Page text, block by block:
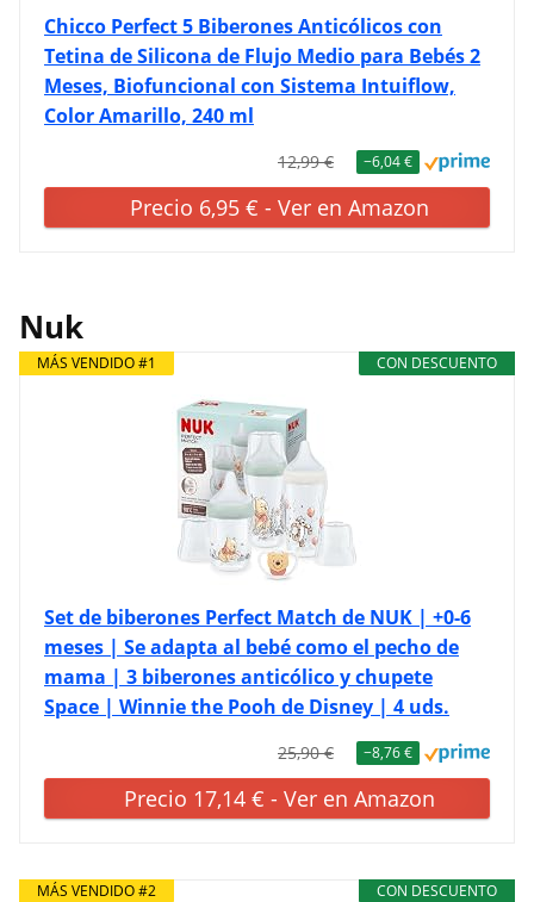
Chicco Perfect 5 Biberones Anticólicos con
Tetina de Silicona de Flujo Medio para Bebés 2
Meses, Biofuncional con Sistema Intuiflow,
Color Amarillo, 240 ml
12,99 € −6,04 €
Precio 6,95 € - Ver en Amazon
Nuk
CON DESCUENTO
MÁS VENDIDO #1
Set de biberones Perfect Match de NUK | +0-6
meses | Se adapta al bebé como el pecho de
mama | 3 biberones anticólico y chupete
Space | Winnie the Pooh de Disney | 4 uds.
25,90 € −8,76 €
Precio 17,14 € - Ver en Amazon
CON DESCUENTO
MÁS VENDIDO #2